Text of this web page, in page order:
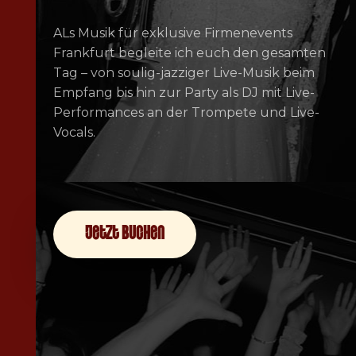
ALs Musik für exklusive Firmenevents
Frankfurt begleite ich euch den gesamten
Tag – von soulig-jazziger Live-Musik beim
Empfang bis hin zur Party als DJ mit Live-
Performances an der Trompete und Live-
Vocals.
jetzt buchen